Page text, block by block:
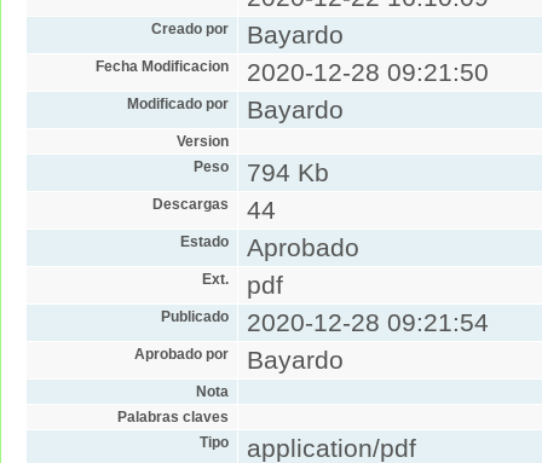
Creado por Bayardo
Fecha Modificacion 2020-12-28 09:21:50
Modificado por Bayardo
Version
Peso
794 Kb
Descargas 44
Estado Aprobado
Ext. pdf
Publicado 2020-12-28 09:21:54
Aprobado por Bayardo
Nota
Palabras claves
Tipo
application/pdf